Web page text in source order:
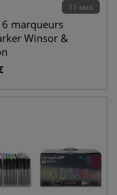
11 sets
6 marqueurs
Winsor &